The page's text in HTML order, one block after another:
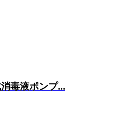
毒液ポンプ...